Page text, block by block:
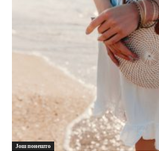
Још понешто